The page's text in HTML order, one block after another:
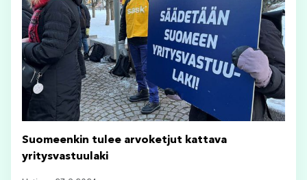
Suomeenkin tulee arvoketjut kattava
yritysvastuulaki